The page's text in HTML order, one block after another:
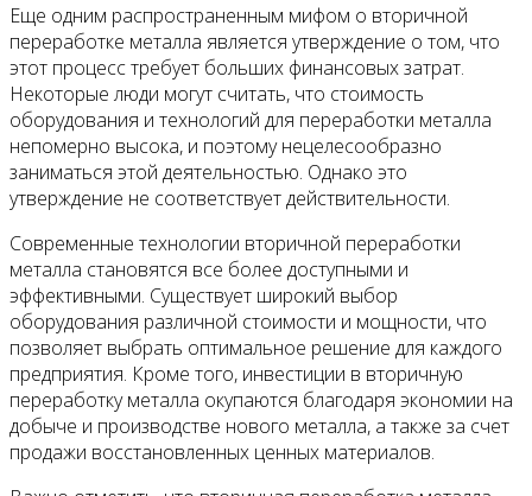
Еще одним распространенным мифом о вторичной
переработке металла является утверждение о том, что
этот процесс требует больших финансовых затрат.
Некоторые люди могут считать, что стоимость
оборудования и технологий для переработки металла
непомерно высока, и поэтому нецелесообразно
заниматься этой деятельностью. Однако это
утверждение не соответствует действительности.
Современные технологии вторичной переработки
металла становятся все более доступными и
эффективными. Существует широкий выбор
оборудования различной стоимости и мощности, что
позволяет выбрать оптимальное решение для каждого
предприятия. Кроме того, инвестиции в вторичную
переработку металла окупаются благодаря экономии на
добыче и производстве нового металла, а также за счет
продажи восстановленных ценных материалов.